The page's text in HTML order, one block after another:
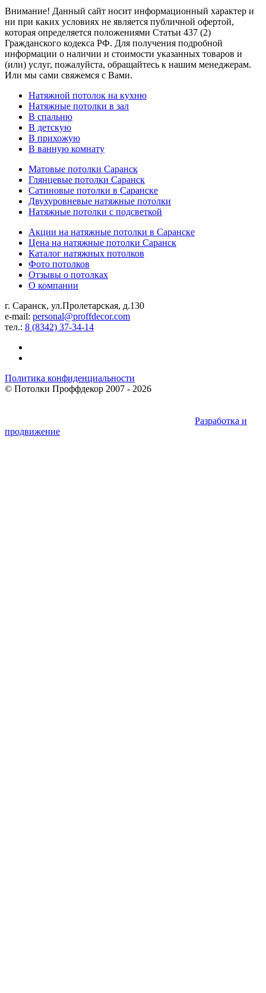
Внимание! Данный сайт носит информационный характер и
ни при каких условиях не является публичной офертой,
которая определяется положениями Статьи 437 (2)
Гражданского кодекса РФ. Для получения подробной
информации о наличии и стоимости указанных товаров и
(или) услуг, пожалуйста, обращайтесь к нашим менеджерам.
Или мы сами свяжемся с Вами.
Натяжной потолок на кухню
Натяжные потолки в зал
В спальню
В детскую
В прихожую
В ванную комнату
Матовые потолки Саранск
Глянцевые потолки Саранск
Сатиновые потолки в Саранске
Двухуровневые натяжные потолки
Натяжные потолки с подсветкой
Акции на натяжные потолки в Саранске
Цена на натяжные потолки Саранск
Каталог натяжных потолков
Фото потолков
Отзывы о потолках
О компании
г. Саранск, ул.Пролетарская, д.130
e-mail: personal@proffdecor.com
тел.: 8 (8342) 37-34-14
Политика конфиденциальности
© Потолки Проффдекор 2007 - 2026
Разработка и
продвижение